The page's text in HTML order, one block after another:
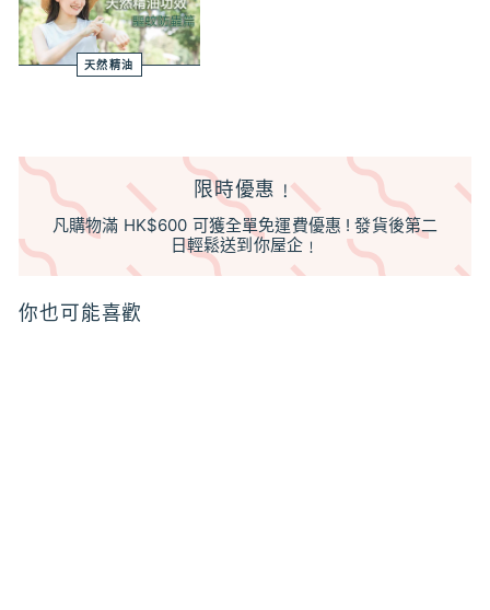
天然精油
限時優惠﹗
凡購物滿 HK$600 可獲全單免運費優惠 ! 發貨後第二
日輕鬆送到你屋企﹗
你也可能喜歡